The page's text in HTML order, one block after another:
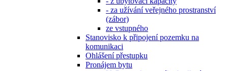
- za užívání veřejného prostranství
(zábor)
ze vstupného
Stanovisko k připojení pozemku na
komunikaci
Ohlášení přestupku
Pronájem bytu